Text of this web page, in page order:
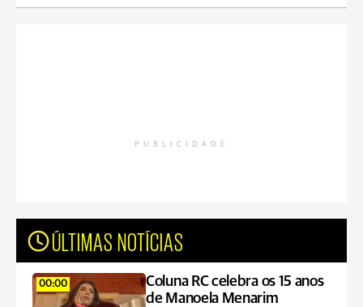
PUBLICIDADE
ÚLTIMAS NOTÍCIAS
00:00
Coluna RC celebra os 15 anos
de Manoela Menarim